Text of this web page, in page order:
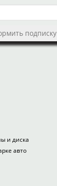
подписку
и диска
авто